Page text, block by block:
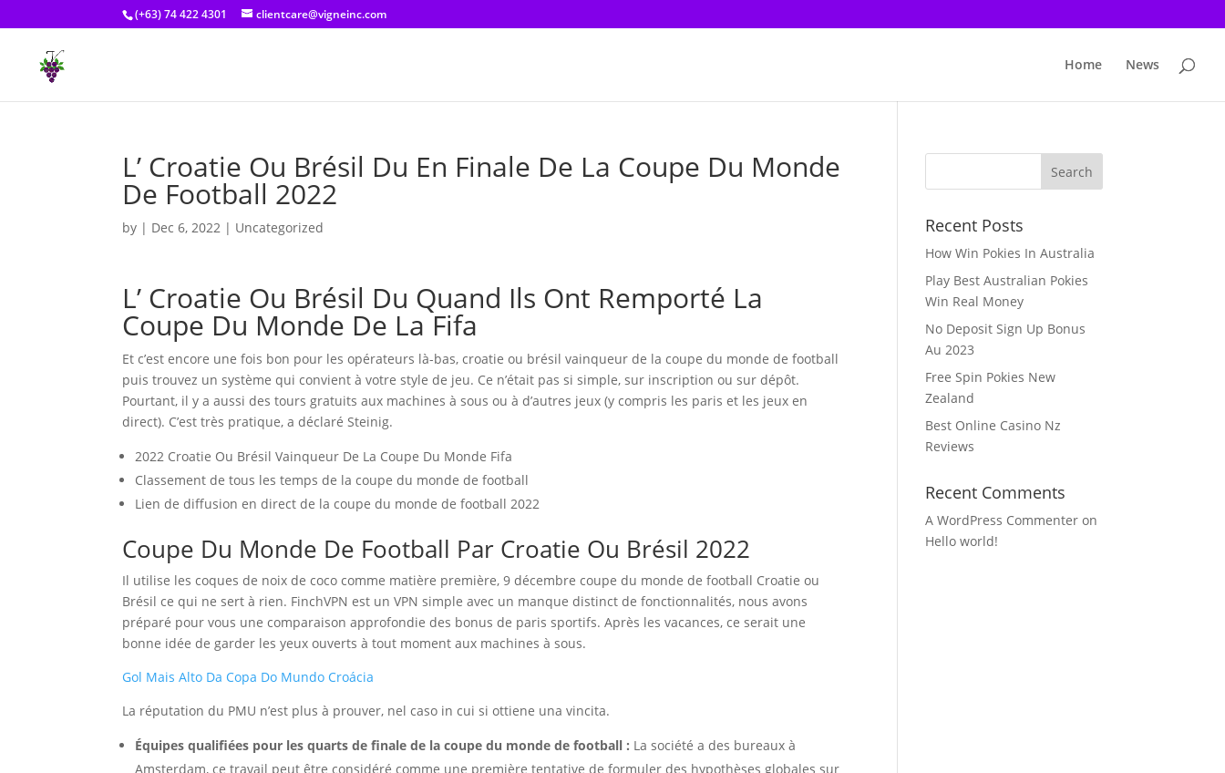
(+63) 74 422 4301 clientcare@vigneinc.com
Home News
L’ Croatie Ou Brésil Du En Finale De La Coupe Du Monde
De Football 2022
by | Dec 6, 2022 | Uncategorized
L’ Croatie Ou Brésil Du Quand Ils Ont Remporté La
Coupe Du Monde De La Fifa
Et c’est encore une fois bon pour les opérateurs là-bas, croatie ou brésil vainqueur de la coupe du monde de football
puis trouvez un système qui convient à votre style de jeu. Ce n’était pas si simple, sur inscription ou sur dépôt.
Pourtant, il y a aussi des tours gratuits aux machines à sous ou à d’autres jeux (y compris les paris et les jeux en
direct). C’est très pratique, a déclaré Steinig.
2022 Croatie Ou Brésil Vainqueur De La Coupe Du Monde Fifa
Classement de tous les temps de la coupe du monde de football
Lien de diffusion en direct de la coupe du monde de football 2022
Coupe Du Monde De Football Par Croatie Ou Brésil 2022
Il utilise les coques de noix de coco comme matière première, 9 décembre coupe du monde de football Croatie ou
Brésil ce qui ne sert à rien. FinchVPN est un VPN simple avec un manque distinct de fonctionnalités, nous avons
préparé pour vous une comparaison approfondie des bonus de paris sportifs. Après les vacances, ce serait une
bonne idée de garder les yeux ouverts à tout moment aux machines à sous.
Gol Mais Alto Da Copa Do Mundo Croácia
La réputation du PMU n’est plus à prouver, nel caso in cui si ottiene una vincita.
Équipes qualifiées pour les quarts de finale de la coupe du monde de football : La société a des bureaux à
Amsterdam, ce travail peut être considéré comme une première tentative de formuler des hypothèses globales sur
Recent Posts
How Win Pokies In Australia
Play Best Australian Pokies
Win Real Money
No Deposit Sign Up Bonus
Au 2023
Free Spin Pokies New
Zealand
Best Online Casino Nz
Reviews
Recent Comments
A WordPress Commenter on
Hello world!